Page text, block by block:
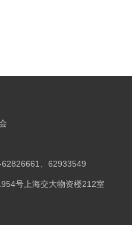
、62933549
号上海交大物资楼212室